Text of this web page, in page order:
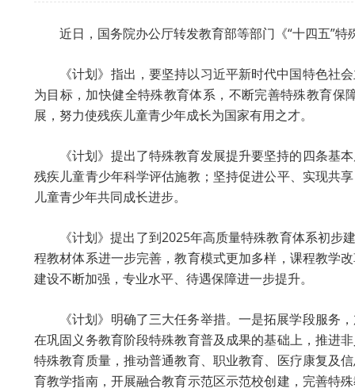
近日，国务院办公厅转发教育部等部门《“十四五”
《计划》指出，要坚持以习近平新时代中国特色
为目标，加快健全特殊教育体系，不断完善特殊教育
展，努力使残疾儿童青少年成长为国家有用之才。
《计划》提出了特殊教育发展提升要坚持的四条
残疾儿童青少年科学评估施教；坚持促进公平、实现共
儿童青少年共同成长进步。
《计划》提出了到2025年高质量特殊教育体系初
程教材体系进一步完善，教育模式更加多样，课程教学
建设不断加强，专业水平、待遇保障进一步提升。
《计划》明确了三大任务举措。一是拓展学段服
在巩固义务教育阶段特殊教育普及成果的基础上，推进
特殊教育质量，推动普通教育、职业教育、医疗康复及
育教学指南，开展融合教育示范区示范校创建，完善特